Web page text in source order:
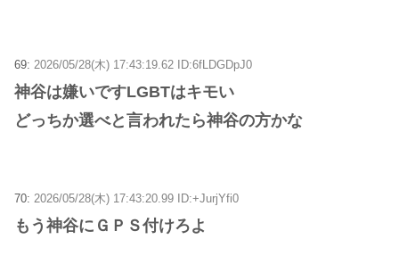
69: 2026/05/28(木) 17:43:19.62 ID:6fLDGDpJ0
神谷は嫌いですLGBTはキモい
どっちか選べと言われたら神谷の方かな
70: 2026/05/28(木) 17:43:20.99 ID:+JurjYfi0
もう神谷にＧＰＳ付けろよ